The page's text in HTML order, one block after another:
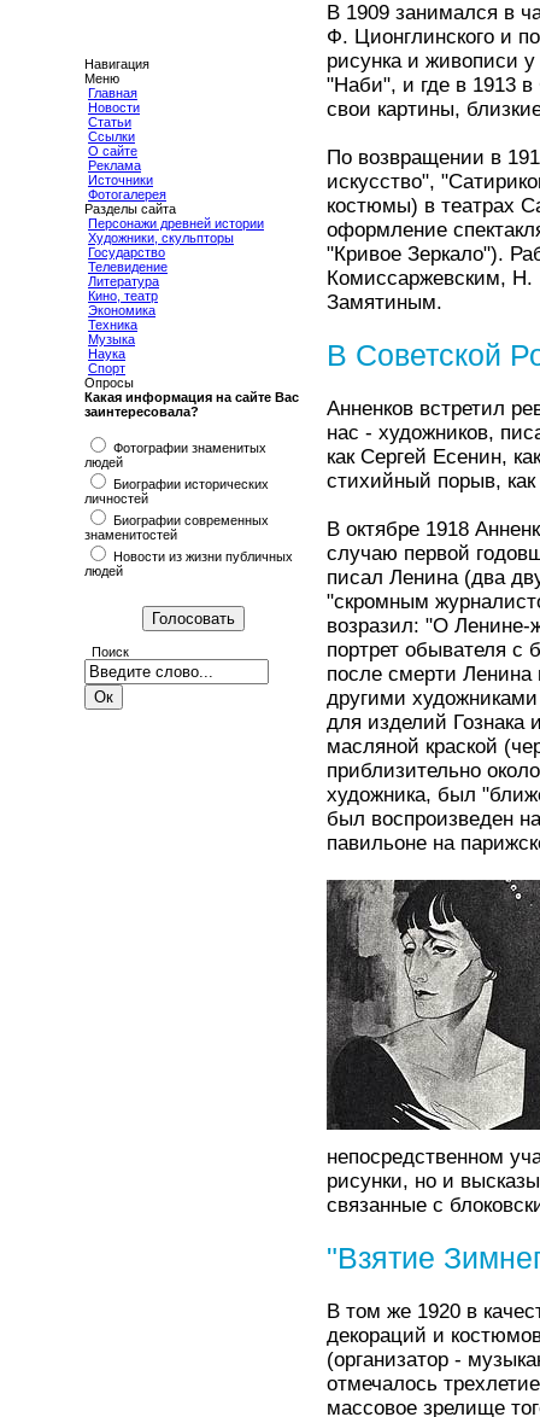
Навигация
Меню
Главная
Новости
Статьи
Ссылки
О сайте
Реклама
Источники
Фотогалерея
Разделы сайта
Персонажи древней истории
Художники, скульпторы
Государство
Телевидение
Литература
Кино, театр
Экономика
Техника
Музыка
Наука
Спорт
Опросы
Какая информация на сайте Вас
заинтересовала?
Фотографии знаменитых
людей
Биографии исторических
личностей
Биографии современных
знаменитостей
Новости из жизни публичных
людей
Поиск
В 1909 занимался в
Ф. Ционглинского и
рисунка и живописи
"Наби", и где в 1913
свои картины,
По возвращении в
искусство",
костюмы) в театрах
оформление
"Кривое Зеркало").
Комиссаржевским,
Замятиным.
В Советской
Анненков встретил
нас - художников,
как Сергей Есенин,
стихийный порыв,
В октябре 1918
случаю первой
писал Ленина (два
"скромным
возразил: "О Ленине-
портрет обывателя с
после смерти
другими художниками
для изделий Гознака
масляной краской
приблизительно
художника, был
был воспроизведен
павильоне на
непосредственном
рисунки, но и
связанные с
"Взятие
В том же 1920 в
декораций и
(организатор -
отмечалось
массовое зрелище